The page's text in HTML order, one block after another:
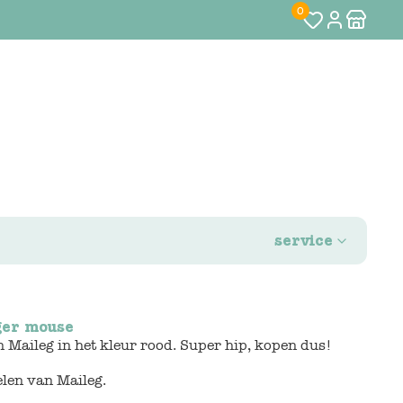
0
service
mouse
Maileg in het kleur rood. Super hip, kopen dus!
van Maileg.